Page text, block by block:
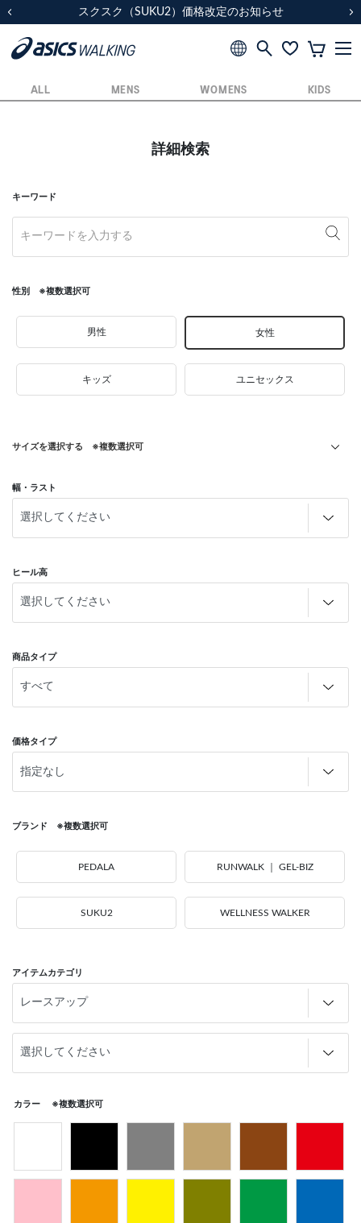
スクスク（SUKU2）価格改定のお知らせ
配送に関するお知らせ
スクスク（SUKU2）価格改定のお知らせ
配送に関するお知らせ
ALL MENS WOMENS KIDS
詳細検索
キーワード
性別 ※複数選択可
男性 女性
キッズ ユニセックス
サイズを選択する ※複数選択可
幅・ラスト
ヒール高
商品タイプ
価格タイプ
ブランド ※複数選択可
PEDALA RUNWALK ｜ GEL-BIZ
SUKU2 WELLNESS WALKER
アイテムカテゴリ
カラー ※複数選択可